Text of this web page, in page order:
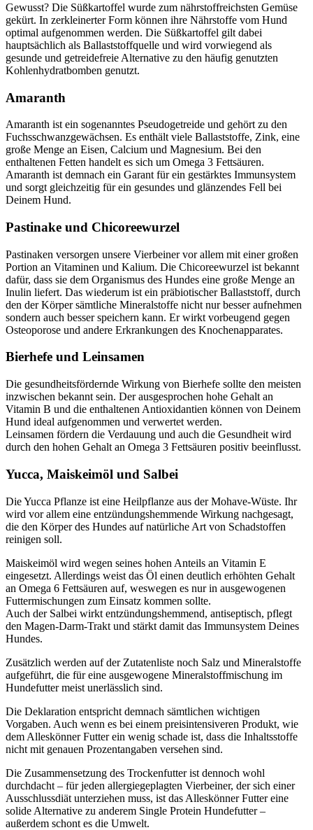
Gewusst? Die Süßkartoffel wurde zum nährstoffreichsten Gemüse
gekürt. In zerkleinerter Form können ihre Nährstoffe vom Hund
optimal aufgenommen werden. Die Süßkartoffel gilt dabei
hauptsächlich als Ballaststoffquelle und wird vorwiegend als
gesunde und getreidefreie Alternative zu den häufig genutzten
Kohlenhydratbomben genutzt.
Amaranth
Amaranth ist ein sogenanntes Pseudogetreide und gehört zu den
Fuchsschwanzgewächsen. Es enthält viele Ballaststoffe, Zink, eine
große Menge an Eisen, Calcium und Magnesium. Bei den
enthaltenen Fetten handelt es sich um Omega 3 Fettsäuren.
Amaranth ist demnach ein Garant für ein gestärktes Immunsystem
und sorgt gleichzeitig für ein gesundes und glänzendes Fell bei
Deinem Hund.
Pastinake und Chicoreewurzel
Pastinaken versorgen unsere Vierbeiner vor allem mit einer großen
Portion an Vitaminen und Kalium. Die Chicoreewurzel ist bekannt
dafür, dass sie dem Organismus des Hundes eine große Menge an
Inulin liefert. Das wiederum ist ein präbiotischer Ballaststoff, durch
den der Körper sämtliche Mineralstoffe nicht nur besser aufnehmen
sondern auch besser speichern kann. Er wirkt vorbeugend gegen
Osteoporose und andere Erkrankungen des Knochenapparates.
Bierhefe und Leinsamen
Die gesundheitsfördernde Wirkung von Bierhefe sollte den meisten
inzwischen bekannt sein. Der ausgesprochen hohe Gehalt an
Vitamin B und die enthaltenen Antioxidantien können von Deinem
Hund ideal aufgenommen und verwertet werden.
Leinsamen fördern die Verdauung und auch die Gesundheit wird
durch den hohen Gehalt an Omega 3 Fettsäuren positiv beeinflusst.
Yucca, Maiskeimöl und Salbei
Die Yucca Pflanze ist eine Heilpflanze aus der Mohave-Wüste. Ihr
wird vor allem eine entzündungshemmende Wirkung nachgesagt,
die den Körper des Hundes auf natürliche Art von Schadstoffen
reinigen soll.
Maiskeimöl wird wegen seines hohen Anteils an Vitamin E
eingesetzt. Allerdings weist das Öl einen deutlich erhöhten Gehalt
an Omega 6 Fettsäuren auf, weswegen es nur in ausgewogenen
Futtermischungen zum Einsatz kommen sollte.
Auch der Salbei wirkt entzündungshemmend, antiseptisch, pflegt
den Magen-Darm-Trakt und stärkt damit das Immunsystem Deines
Hundes.
Zusätzlich werden auf der Zutatenliste noch Salz und Mineralstoffe
aufgeführt, die für eine ausgewogene Mineralstoffmischung im
Hundefutter meist unerlässlich sind.
Die Deklaration entspricht demnach sämtlichen wichtigen
Vorgaben. Auch wenn es bei einem preisintensiveren Produkt, wie
dem Alleskönner Futter ein wenig schade ist, dass die Inhaltsstoffe
nicht mit genauen Prozentangaben versehen sind.
Die Zusammensetzung des Trockenfutter ist dennoch wohl
durchdacht – für jeden allergiegeplagten Vierbeiner, der sich einer
Ausschlussdiät unterziehen muss, ist das Alleskönner Futter eine
solide Alternative zu anderem Single Protein Hundefutter –
außerdem schont es die Umwelt.